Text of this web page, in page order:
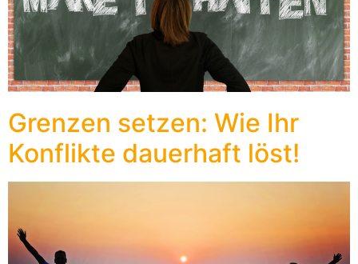
Grenzen setzen: Wie Ihr
Konflikte dauerhaft löst!